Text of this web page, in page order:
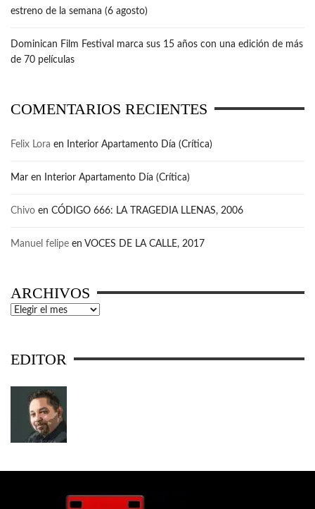
estreno de la semana (6 agosto)
Dominican Film Festival marca sus 15 años con una edición de más
de 70 películas
COMENTARIOS RECIENTES
Felix Lora en Interior Apartamento Día (Crítica)
Mar en Interior Apartamento Día (Crítica)
Chivo en CÓDIGO 666: LA TRAGEDIA LLENAS, 2006
Manuel felipe en VOCES DE LA CALLE, 2017
ARCHIVOS
Archivos
EDITOR